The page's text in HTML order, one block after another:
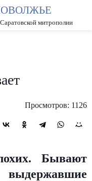
А А
митрополии
Просмотров: 1126
Бывают